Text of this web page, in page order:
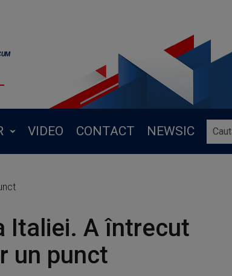
VIDEO CONTACT NEWSIC
Italiei. A întrecut
un punct